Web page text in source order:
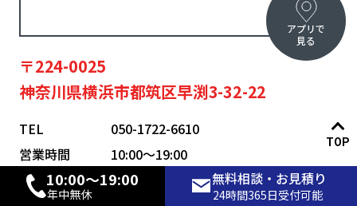
〒224-0025
神奈川県横浜市都筑区早渕3-32-22
TEL
050-1722-6610
営業時間
10:00〜19:00
年中無休
アプリで
見る
10:00〜19:00
年中無休
無料相談・お見積り
24時間365日受付可能
TOP